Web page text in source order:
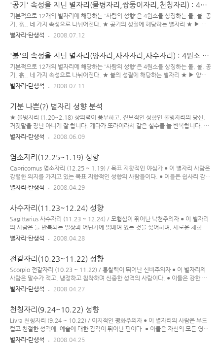
이 풍부하며, 작은 것에 감동 받고 분위기에 빠지곤 한다. - (연인 사이) 오래도록 좋
아하고 지속된다. - 잔잔하면서도 은근히 정열적으로 되기도 한다. - 끝낼 수가 없다.
고로 미련이 많이 남는다. - 세심한 표현 방식 : 상대를 꼼꼼하게 잘 챙겨주고, 상대..
'공기' 속성을 지닌 별자리(물병자리,쌍둥이자리,천칭자리) : 4원
소 별자리
기본적으로 12개의 별자리에 해당하는 '사람의 성향'은 4원소를 상징하는 물, 불, 공
기, 흙.. 네 가지 속성으로 나뉘어진다. ★ 공기의 성질에 해당하는 별자리 ★ ▶ 물
병자리 (1.20~2.18) ▶ 쌍둥이자리 (5.21~6.21) ▶ 천칭자리 (9.24~10.22) ◈
가서 좋아하는 데에 관심이 없으며, 다가오는 이들 중에서 관찰하게 된다. - 돌아서는
데 한 순간이지만, 간혹 미련을 남겨 조용히 추억하곤 한다. - 절제되고 이성적인 표
현 방식 : 상대를 배려하고, 이해해 준다. Aquarius 물병자리 (1월 20일 ~ ..
별자리-탄생석 2008.07.12
'불'의 속성을 지닌 별자리(양자리,사자자리,사수자리) : 4원소 별
자리
기본적으로 12개의 별자리에 해당하는 '사람의 성향'은 4원소를 상징하는 물, 불, 공
기, 흙.. 네 가지 속성으로 나뉘어진다. ★ 불의 성질에 해당하는 별자리 ★ ▶ 양자
리 (3.21~4.19) ▶ 사자자리 (7.23~8.22) ▶ 사수자리 (11.23~12.24) 불의 속성
하는 원천으로서 행동한다. 그들은 즉각적이며, 생기 넘치는 추진력이 담긴 행동으
로 불꽃을 피운다. 또한 지성적이고, 자아 개발적이며, 창조적이고, 이상주의적이다.
이들은 모두 확실한 울림이 있으며, 삶에 대한 열정과 내적인 화염을 바깥으로 반사
시키며 불타 오른다. ◈ 애정 ..
별자리-탄생석 2008.07.11
기분 나쁜(?) 별자리 성향 분석
★ 물병자리 (1.20~2.18) 창의력이 풍부하고, 진보적인 성향인 물병자리의 당신.
거짓말을 장난 아니게 잘 합니다. 게다가 또라이라서 같은 실수를 늘 반복합니다. 모
두가 당신을 열라 븅신이라고 생각할 것입니다. ★ 물고기자리 (2.19~3.20) 당신의
각, 거만을 떨고 다니는 꼴을 참지 못하는 것도 당연하지요. 자신감도 부족하군요. 대
체로 허접 쓰레기 인간형이 이 별자리의 사람들입니다. ★ 양자리 (3.21~4.19) 선
구자 스타일의 사람입니다. 그래서 당신 외의 다른 사람들은 다 당신의 꼬붕이라고
생각하죠..? 섣부르게 남을 비난하..
별자리-탄생석 2008.06.09
염소자리(12.25~1.19) 성향
Capricornus 염소자리 (12.25 ~ 1.19) / 목표 지향적인 야심가 ● 이 별자리 사람은
강렬한 의지를 가지고 있는 목표 지향적인 성향의 사람들이다. ● 이들은 쉽사리 감정
에 휩쓸리지 않는.. 현실적이고, 독립적이며, 책임감이 강한, 목표 의식이 뚜렷한 경
사람들을 이용하기도 한다. ● 성취욕이 강한 염소자리 사람은 웬만한 일에는 쉽게 좌
절하지 않으며, 자기 분야에서 최고가 되기 위해 노력을 아끼지 않는다. ● 이들은 또
한 자기 속을 잘 드러내지 않으며 꽤 조심스런 성격에, 다소 완고한 면모를 보이긴 하
나 대체로 부지런하고, 신..
별자리-탄생석 2008.04.29
사수자리(11.23~12.24) 성향
Sagittarius 사수자리 (11.23 ~ 12.24) / 모험심이 뛰어난 낙천주의자 ● 이 별자리
의 사람은 늘 반복되는 일상과 어딘가에 얽매여 있는 것을 싫어하며, 새로운 체험이
나 모험을 좋아하는 활동적인 성향의 사람이다. ● 이들은 돌아다니는 것을 좋아할 뿐
이상주의로 흐르기도 한다. ● 사수자리 사람은 도전을 좋아하고, 아슬아슬한 모험을
즐기며 솔직하고 직설적이다. 또 사회적 약자의 편에 서기를 좋아하며, 자신이 옳다
고 믿는 것에 대해 확신이 강한 편이다. ● 이 별자리 사람은 자유를 사랑하고, 여러
사람들과 어울리기를 좋아하며 밝고..
별자리-탄생석 2008.04.28
전갈자리(10.23~11.22) 성향
Scorpio 전갈자리 (10.23 ~ 11.22) / 통찰력이 뛰어난 신비주의자 ● 이 별자리의
사람은 말수가 적고, 냉정하고 침착하며 신중한 성격의 사람이다. ● 이들은 강한 의
지력을 가지고 있으며 다른 사람을 정확히 꿰뚫어볼 줄 아는 예리한 눈을 가지고 있
드는 편이다. ● 전갈자리 사람은 제어력이 뛰어나서 겉으론 평온해 보이지만, 그 내
면엔 강렬한 힘이 내재되어 있는 경우가 많고 타인에게 부당하게 이용 당하거나 피해
입는 걸 싫어한다. ● 이 별자리 사람은 신중하고 침착함과 동시에 열정적이기도 해서
좋아하는 대상이 생기면 극단적으로 빠져드..
별자리-탄생석 2008.04.27
천칭자리(9.24~10.22) 성향
Livra 천칭자리 (9.24 ~ 10.22) / 이지적인 평화주의자 ● 이 별자리의 사람은 부드
럽고 친절한 성격에, 예술에 대한 감각이 뛰어난 편이다. ● 이들은 자신의 모든 영역
에서 조화로운 삶을 추구하며, 비교적 편견 없이 사물을 바라보는 객관적인 시각을
별자리-탄생석 2008.04.25